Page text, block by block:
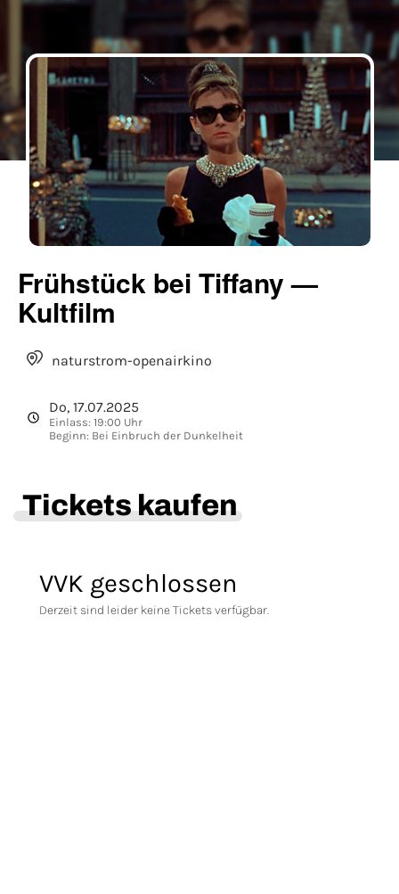
Frühstück bei Tiffany —
Kultfilm
naturstrom-openairkino
Do, 17.07.2025
Einlass: 19:00 Uhr
Beginn: Bei Einbruch der Dunkelheit
Tickets kaufen
VVK geschlossen
Derzeit sind leider keine Tickets verfügbar.